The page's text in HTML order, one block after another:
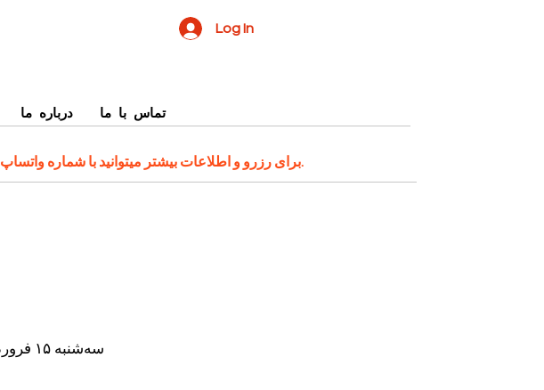
برای رزرو و اطلاعات بیشتر میتوانید با شماره واتساپاقدام کنید.
درباره ما تماس با ما
Log In
سه‌شنبه ۱۵ فروردین